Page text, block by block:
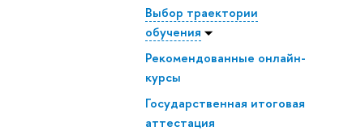
Выбор траектории
обучения
Рекомендованные онлайн-
курсы
Государственная итоговая
аттестация